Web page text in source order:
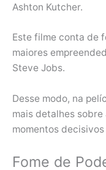
Ashton Kutcher.
Este filme conta de
maiores
Steve Jobs.
Desse modo, na
mais detalhes
momentos
Fome de